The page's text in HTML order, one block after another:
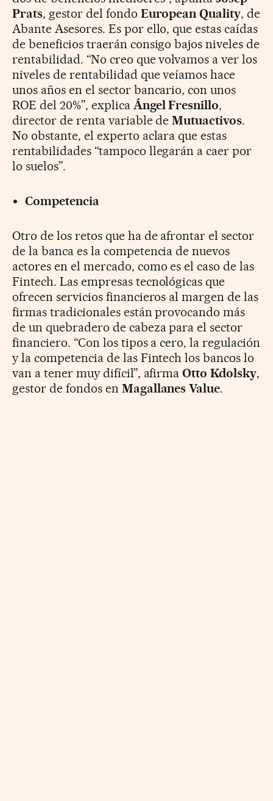
Prats, gestor del fondo European Quality, de
Abante Asesores. Es por ello, que estas caídas
de beneficios traerán consigo bajos niveles de
rentabilidad. “No creo que volvamos a ver los
niveles de rentabilidad que veíamos hace
unos años en el sector bancario, con unos
ROE del 20%”, explica Ángel Fresnillo,
director de renta variable deMutuactivos.
No obstante, el experto aclara que estas
rentabilidades “tampoco llegarán a caer por
lo suelos”.
Competencia
Otro de los retos que ha de afrontar el sector
de la banca es la competencia de nuevos
actores en el mercado, como es el caso de las
Fintech. Las empresas tecnológicas que
ofrecen servicios financieros al margen de las
firmas tradicionales están provocando más
de un quebradero de cabeza para el sector
financiero. “Con los tipos a cero, la regulación
y la competencia de las Fintech los bancos lo
van a tener muy difícil”, afirmaOtto Kdolsky,
gestor de fondos en Magallanes Value.